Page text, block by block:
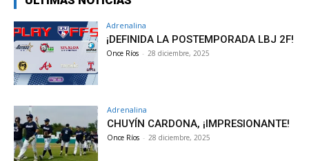
Adrenalina
¡DEFINIDA LA POSTEMPORADA LBJ 2F!
Once Ríos - 28 diciembre, 2025
Adrenalina
CHUYÍN CARDONA, ¡IMPRESIONANTE!
Once Ríos - 28 diciembre, 2025